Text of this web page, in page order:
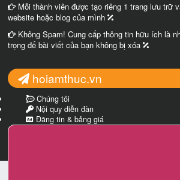
Mỗi thành viên được tạo riêng 1 trang lưu trữ
website hoặc blog của mình
Không Spam! Cung cấp thông tin hữu ích là
trọng để bài viết của bạn không bị xóa
hoiamthuc.vn
Chúng tôi
Nội quy diễn đàn
Đăng tin & bảng giá